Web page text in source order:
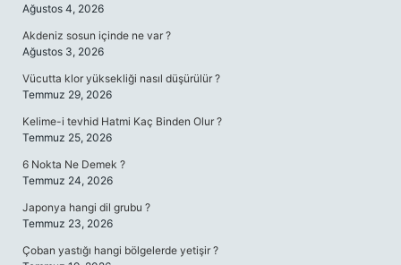
Ağustos 4, 2026
Akdeniz sosun içinde ne var ?
Ağustos 3, 2026
Vücutta klor yüksekliği nasıl düşürülür ?
Temmuz 29, 2026
Kelime-i tevhid Hatmi Kaç Binden Olur ?
Temmuz 25, 2026
6 Nokta Ne Demek ?
Temmuz 24, 2026
Japonya hangi dil grubu ?
Temmuz 23, 2026
Çoban yastığı hangi bölgelerde yetişir ?